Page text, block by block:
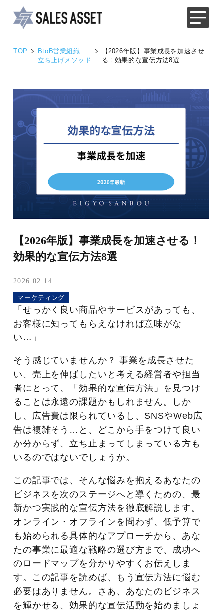
TOP
BtoB営業組織
立ち上げメソッド
【2026年版】事業成長を加速させ
る！効果的な宣伝方法8選
【2026年版】事業成長を加速させる！
効果的な宣伝方法8選
2026.02.14
マーケティング
「せっかく良い商品やサービスがあっても、
お客様に知ってもらえなければ意味がな
い…」
そう感じていませんか？ 事業を成長させた
い、売上を伸ばしたいと考える経営者や担当
者にとって、「効果的な宣伝方法」を見つけ
ることは永遠の課題かもしれません。しか
し、広告費は限られているし、SNSやWeb広
告は複雑そう…と、どこから手をつけて良い
か分からず、立ち止まってしまっている方も
いるのではないでしょうか。
この記事では、そんな悩みを抱えるあなたの
ビジネスを次のステージへと導くための、最
新かつ実践的な宣伝方法を徹底解説します。
オンライン・オフラインを問わず、低予算で
も始められる具体的なアプローチから、あな
たの事業に最適な戦略の選び方まで、成功へ
のロードマップを分かりやすくお伝えしま
す。この記事を読めば、もう宣伝方法に悩む
必要はありません。さあ、あなたのビジネス
を輝かせる、効果的な宣伝活動を始めましょ